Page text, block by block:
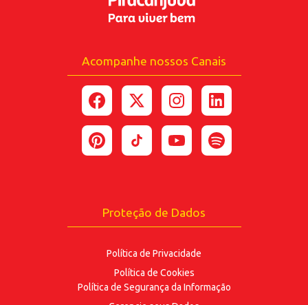
Acompanhe nossos Canais
Proteção de Dados
Política de Privacidade
Política de Cookies
Política de Segurança da Informação